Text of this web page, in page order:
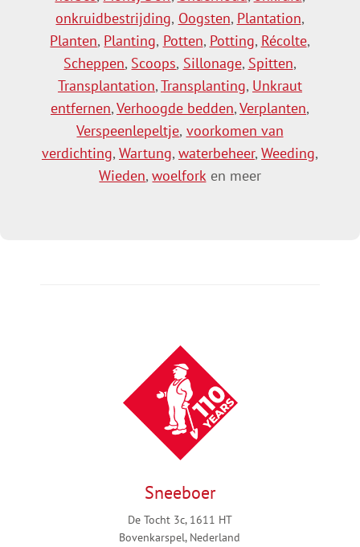
onkruidbestrijding, Oogsten, Plantation,
Planten, Planting, Potten, Potting, Récolte,
Scheppen, Scoops, Sillonage, Spitten,
Transplantation,Transplanting, Unkraut
entfernen,Verhoogde bedden,Verplanten,
Verspeenlepeltje, voorkomen van
verdichting, Wartung,waterbeheer,Weeding,
Wieden,woelforken meer
Sneeboer
De Tocht 3c, 1611 HT
Bovenkarspel, Nederland